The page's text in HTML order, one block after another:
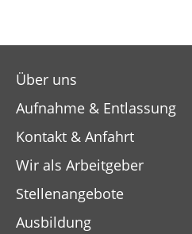
Über uns
Aufnahme & Entlassung
Kontakt & Anfahrt
Wir als Arbeitgeber
Stellenangebote
Ausbildung